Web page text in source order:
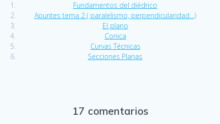
Fundamentos del diédrico
Apuntes tema 2 ( paralelismo, perpendicularidad…)
El plano
Conica
Curvas Técnicas
Secciones Planas
17 comentarios